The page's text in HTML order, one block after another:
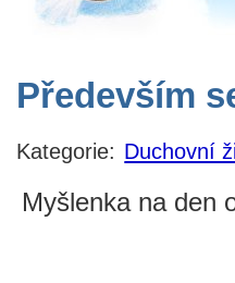
Především
Kategorie: Duchovní
Myšlenka na den